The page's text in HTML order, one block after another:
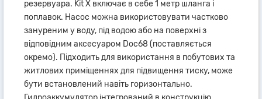
резервуара. Kit X включає в себе 1 метр шланга і
поплавок. Насос можна використовувати частково
зануреним у воду, під водою або на поверхні з
відповідним аксесуаром Doc68 (поставляється
окремо). Підходить для використання в побутових та
житлових приміщеннях для підвищення тиску, може
бути встановлений навіть горизонтально.